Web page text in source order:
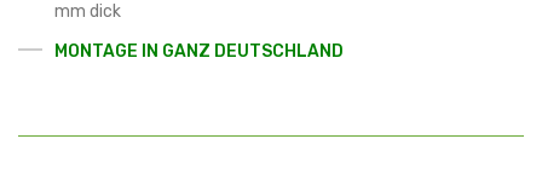
mm dick
MONTAGE IN GANZ DEUTSCHLAND